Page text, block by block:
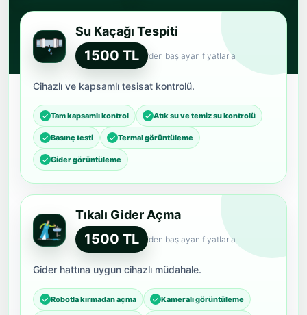
Su Kaçağı Tespiti
1500 TL ’den başlayan fiyatlarla
Cihazlı ve kapsamlı tesisat kontrolü.
Tam kapsamlı kontrol Atık su ve temiz su kontrolü
Basınç testi Termal görüntüleme
Gider görüntüleme
Tıkalı Gider Açma
1500 TL ’den başlayan fiyatlarla
Gider hattına uygun cihazlı müdahale.
Robotla kırmadan açma Kameralı görüntüleme